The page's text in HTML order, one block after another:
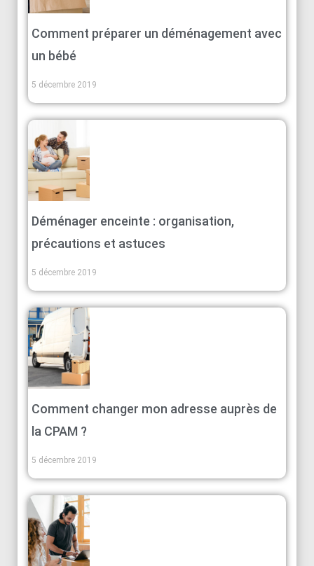
Comment préparer un déménagement avec
un bébé
5 décembre 2019
Déménager enceinte : organisation,
précautions et astuces
5 décembre 2019
Comment changer mon adresse auprès de
la CPAM ?
5 décembre 2019